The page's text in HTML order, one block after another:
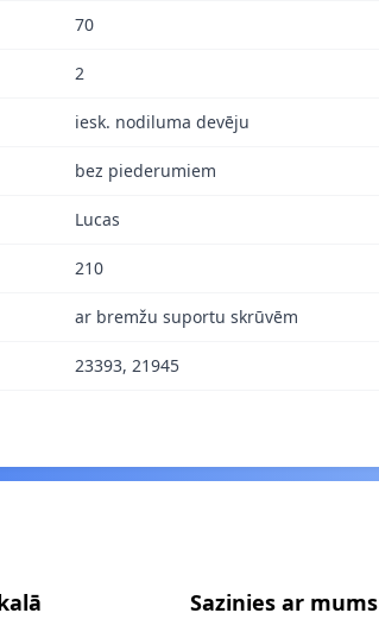
70
2
iesk. nodiluma devēju
bez piederumiem
Lucas
210
ar bremžu suportu skrūvēm
23393, 21945
Sazinies ar mums